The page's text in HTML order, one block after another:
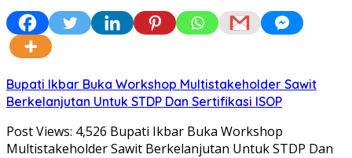
Bupati Ikbar Buka Workshop Multistakeholder Sawit
Berkelanjutan Untuk STDP Dan Sertifikasi ISOP
Post Views: 4,526 Bupati Ikbar Buka Workshop
Multistakeholder Sawit Berkelanjutan Untuk STDP Dan